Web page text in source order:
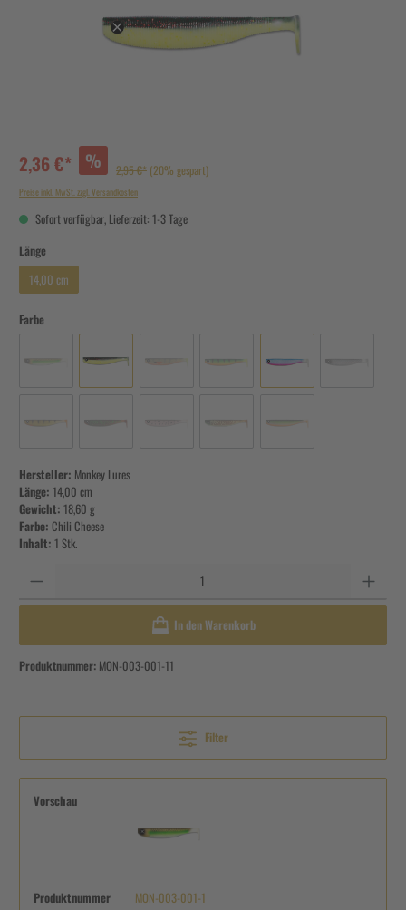
2,36 €* % 2,95 €* (20% gespart)
Preise inkl. MwSt. zzgl. Versandkosten
Sofort verfügbar, Lieferzeit: 1-3 Tage
Länge
14,00 cm
Farbe
Hersteller: Monkey Lures
Länge: 14,00 cm
Gewicht: 18,60 g
Farbe: Chili Cheese
Inhalt: 1 Stk.
In den Warenkorb
Produktnummer: MON-003-001-11
Filter
Vorschau
Produktnummer MON-003-001-1